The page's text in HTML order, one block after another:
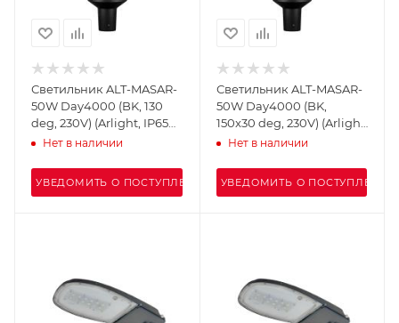
Светильник ALT-MASAR-
50W Day4000 (BK, 130
deg, 230V) (Arlight, IP65
Металл, 5 лет)
Нет в наличии
УВЕДОМИТЬ О ПОСТУПЛЕНИИ
Светильник ALT-MASAR-
50W Day4000 (BK,
150x30 deg, 230V) (Arlight,
IP65 Металл, 5 лет)
Нет в наличии
УВЕДОМИТЬ О ПОСТУПЛЕНИИ